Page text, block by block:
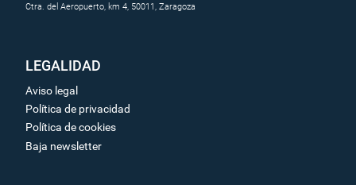
Ctra. del Aeropuerto, km 4, 50011, Zaragoza
LEGALIDAD
Aviso legal
Política de privacidad
Política de cookies
Baja newsletter